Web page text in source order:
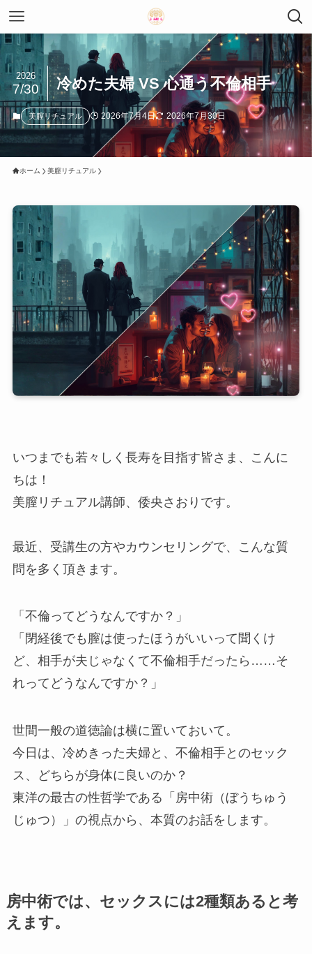
冷めた夫婦 VS 心通う不倫相手
2026
7/30
美膣リチュアル 2026年7月4日 2026年7月30日
ホーム 美膣リチュアル
いつまでも若々しく長寿を目指す皆さま、こんに
ちは！
美膣リチュアル講師、倭央さおりです。
最近、受講生の方やカウンセリングで、こんな質
問を多く頂きます。
「不倫ってどうなんですか？」
「閉経後でも膣は使ったほうがいいって聞くけ
ど、相手が夫じゃなくて不倫相手だったら……そ
れってどうなんですか？」
世間一般の道徳論は横に置いておいて。
今日は、冷めきった夫婦と、不倫相手とのセック
ス、どちらが身体に良いのか？
東洋の最古の性哲学である「房中術（ぼうちゅう
じゅつ）」の視点から、本質のお話をします。
房中術では、セックスには2種類あると考
えます。